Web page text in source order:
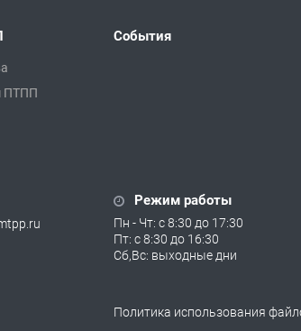
ПТПП
События
Режим работы
Пн - Чт: с 8:30 до 17:30
Пт: с 8:30 до 16:30
Сб,Вс: выходные дни
Политика использования